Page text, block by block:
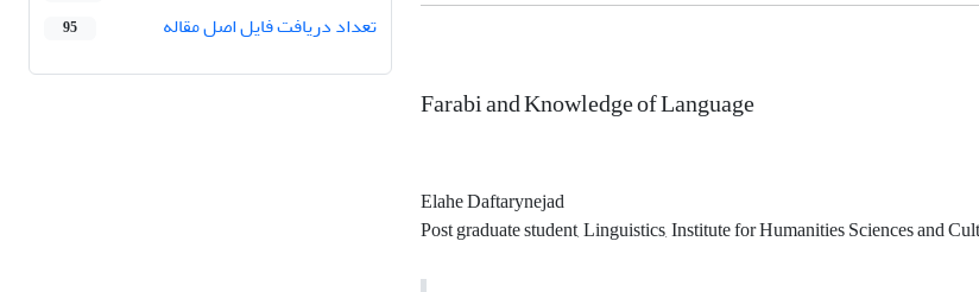
Farabi and Knowledge of Language
Elahe Daftarynejad
Post graduate student, Linguistics, Institute for Humanities Sciences and
تعداد دریافت فایل اصل مقاله 95